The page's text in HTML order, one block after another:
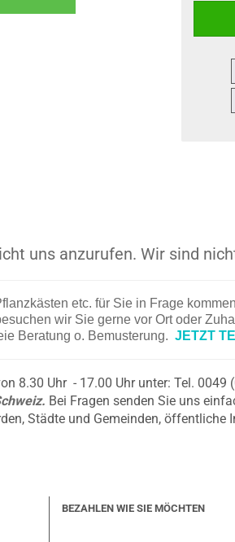
uns anzurufen. Wir sind
etc. für Sie in Frage
wir Sie gerne vor Ort oder
Beratung o. Bemusterung. JETZT
8.30 Uhr - 17.00 Uhr unter: Tel.
Bei Fragen senden Sie uns
Städte und Gemeinden, öffentliche
BEZAHLEN WIE SIE MÖCHTEN